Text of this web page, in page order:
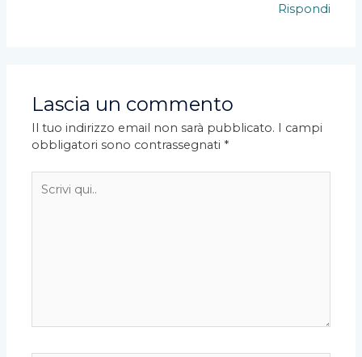
Rispondi
Lascia un commento
Il tuo indirizzo email non sarà pubblicato. I campi
obbligatori sono contrassegnati *